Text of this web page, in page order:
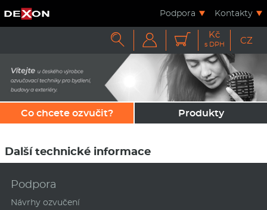
Podpora Kontakty
   Kč
s DPH CZ
Co chcete ozvučit? Produkty
Další technické informace
Podpora
Návrhy ozvučení